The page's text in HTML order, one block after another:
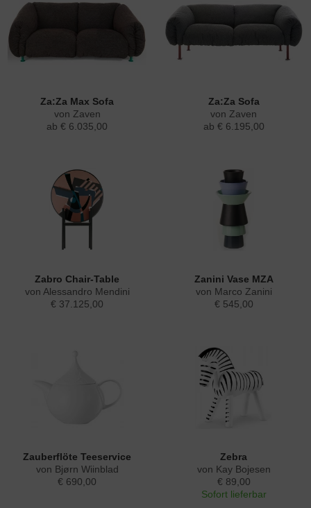
Za:Za Max Sofa
von Zaven
ab € 6.035,00
Za:Za Sofa
von Zaven
ab € 6.195,00
Zabro Chair-Table
von Alessandro Mendini
€ 37.125,00
Zanini Vase MZA
von Marco Zanini
€ 545,00
Zauberflöte Teeservice
von Bjørn Wiinblad
€ 690,00
Zebra
von Kay Bojesen
€ 89,00
Sofort lieferbar